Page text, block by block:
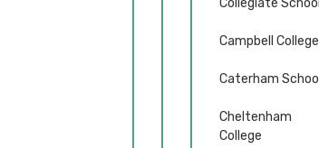
Collegiate School
Campbell College
Caterham School
Cheltenham
College